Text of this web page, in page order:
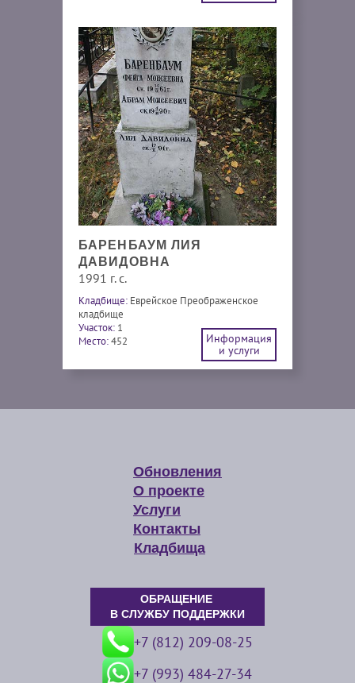
БАРЕНБАУМ ЛИЯ
ДАВИДОВНА
1991 г. с.
Кладбище: Еврейское Преображенское
кладбище
Участок: 1
Место:452
Информация
и услуги
Обновления
О проекте
Услуги
Контакты
Кладбища
ОБРАЩЕНИЕ
В СЛУЖБУ ПОДДЕРЖКИ
+7 (812) 209-08-25
+7 (993) 484-27-34